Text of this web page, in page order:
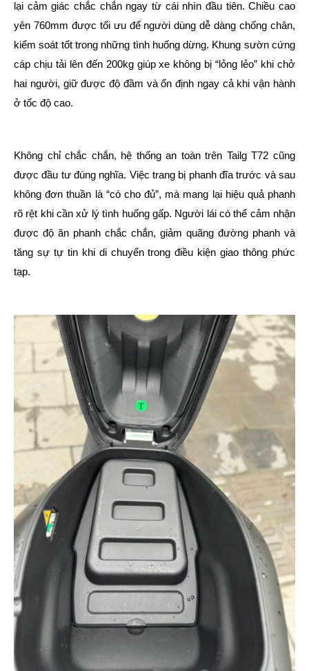
lại cảm giác chắc chắn ngay từ cái nhìn đầu tiên. Chiều cao
yên 760mm được tối ưu để người dùng dễ dàng chống chân,
kiểm soát tốt trong những tình huống dừng. Khung sườn cứng
cáp chịu tải lên đến 200kg giúp xe không bị “lỏng lẻo” khi chở
hai người, giữ được độ đầm và ổn định ngay cả khi vận hành
ở tốc độ cao.
Không chỉ chắc chắn, hệ thống an toàn trên Tailg T72 cũng
được đầu tư đúng nghĩa. Việc trang bị phanh đĩa trước và sau
không đơn thuần là “có cho đủ”, mà mang lại hiệu quả phanh
rõ rệt khi cần xử lý tình huống gấp. Người lái có thể cảm nhận
được độ ăn phanh chắc chắn, giảm quãng đường phanh và
tăng sự tự tin khi di chuyển trong điều kiện giao thông phức
tạp.